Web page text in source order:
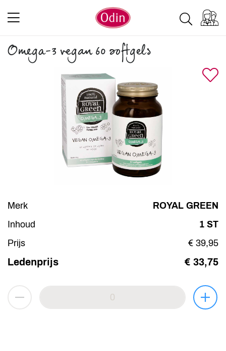
Omega-3 vegan 60 softgels
Merk
ROYAL GREEN
Inhoud
1 ST
Prijs
€ 39,95
Ledenprijs € 33,75